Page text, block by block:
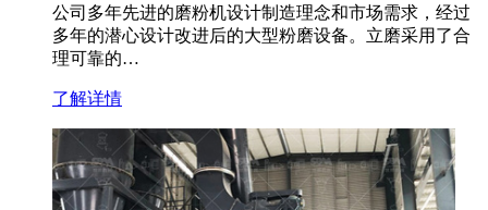
公司多年先进的磨粉机设计制造理念和市场需求，经过
多年的潜心设计改进后的大型粉磨设备。立磨采用了合
理可靠的…
了解详情